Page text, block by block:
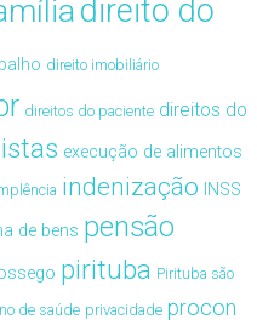
direito do
direito imobiliário
direitos do paciente direitos do
execução de alimentos
indenização INSS
de bens pensão
pirituba Pirituba são
de saúde privacidade procon